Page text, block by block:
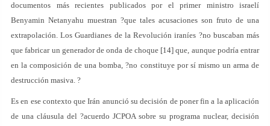
documentos más recientes publicados por el primer ministro israelí
Benyamin Netanyahu muestran ?que tales acusaciones son fruto de una
extrapolación. Los Guardianes de la Revolución iraníes ?no buscaban más
que fabricar un generador de onda de choque [14] que, aunque podría entrar
en la composición de una bomba, ?no constituye por sí mismo un arma de
destrucción masiva. ?
Es en ese contexto que Irán anunció su decisión de poner fin a la aplicación
de una cláusula del ?acuerdo JCPOA sobre su programa nuclear, decisión